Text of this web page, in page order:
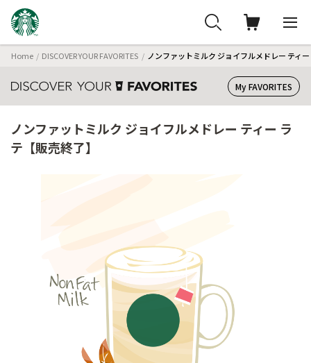
Home DISCOVER YOUR FAVORITES ノンファットミルク ジョイフルメドレー ティ
My FAVORITES
ノンファットミルク ジョイフルメドレー ティー ラ
テ【販売終了】